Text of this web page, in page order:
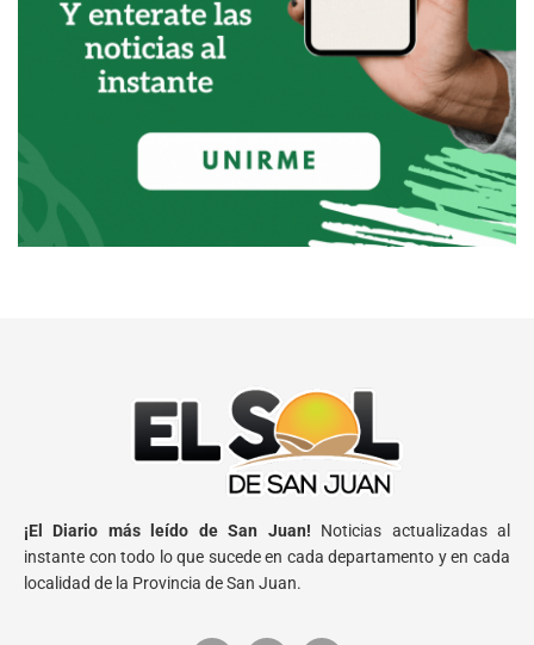
¡El Diario más leído de San Juan! Noticias actualizadas al
instante con todo lo que sucede en cada departamento y en cada
localidad de la Provincia de San Juan.